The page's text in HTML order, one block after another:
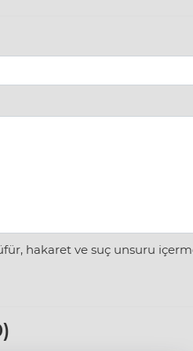
hakaret ve suç unsuru
)